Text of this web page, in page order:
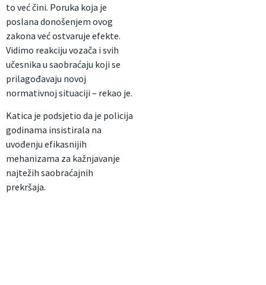
to već čini. Poruka koja je
poslana donošenjem ovog
zakona već ostvaruje efekte.
Vidimo reakciju vozača i svih
učesnika u saobraćaju koji se
prilagođavaju novoj
normativnoj situaciji – rekao je.
Katica je podsjetio da je policija
godinama insistirala na
uvođenju efikasnijih
mehanizama za kažnjavanje
najtežih saobraćajnih
prekršaja.